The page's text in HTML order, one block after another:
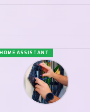
HOME ASSISTANT